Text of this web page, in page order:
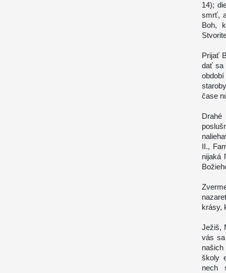
14);
smrť,
Boh,
Prijať
dať sa
čase
II.,
nijaká
krásy,
Ježiš,
vás
školy
nech